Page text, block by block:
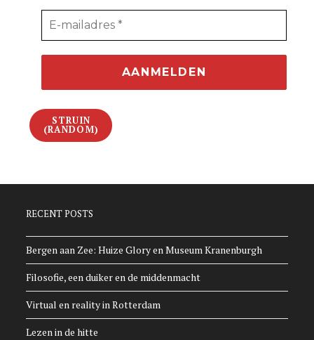
STRUIN
(RANDOM)
RECENT POSTS
Bergen aan Zee: Huize Glory en Museum Kranenburgh
Filosofie, een duiker en de middenmacht
Virtual en reality in Rotterdam
Lezen in de hitte